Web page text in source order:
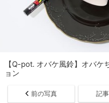
【Q-pot. オバケ風鈴】オバ
ョン
前の写真 記